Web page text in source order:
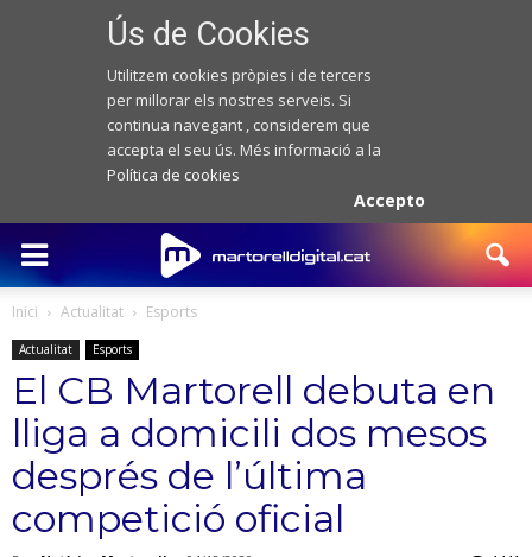
Ús de Cookies
Utilitzem cookies pròpies i de tercers
per millorar els nostres serveis. Si
continua navegant , considerem que
accepta el seu ús. Més informació a la
Política de cookies
Accepto
Inici Actualitat Esports
Actualitat Esports
El CB Martorell debuta en
lliga a domicili dos mesos
després de l’última
competició oficial